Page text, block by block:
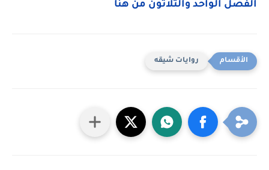
الفصل الواحد والثلاثون من هنا
روايات شيقه